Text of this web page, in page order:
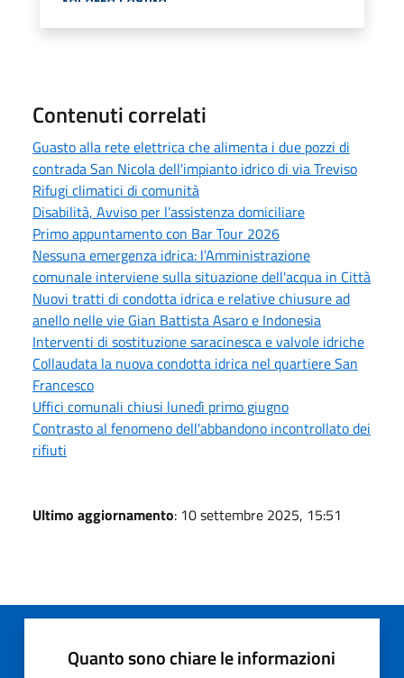
Contenuti correlati
Guasto alla rete elettrica che alimenta i due pozzi di
contrada San Nicola dell'impianto idrico di via Treviso
Rifugi climatici di comunità
Disabilità, Avviso per l’assistenza domiciliare
Primo appuntamento con Bar Tour 2026
Nessuna emergenza idrica: l’Amministrazione
comunale interviene sulla situazione dell'acqua in Città
Nuovi tratti di condotta idrica e relative chiusure ad
anello nelle vie Gian Battista Asaro e Indonesia
Interventi di sostituzione saracinesca e valvole idriche
Collaudata la nuova condotta idrica nel quartiere San
Francesco
Uffici comunali chiusi lunedì primo giugno
Contrasto al fenomeno dell'abbandono incontrollato dei
rifiuti
Ultimo aggiornamento: 10 settembre 2025, 15:51
Quanto sono chiare le informazioni